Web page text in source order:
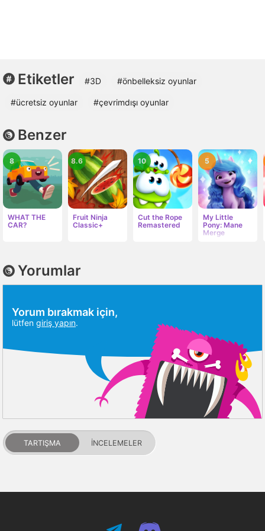
Etiketler #3D #önbelleksiz oyunlar
#ücretsiz oyunlar #çevrimdışı oyunlar
Benzer
WHAT THE
CAR?
8
Fruit Ninja
Classic+
8.6
Cut the Rope
Remastered
10
My Little
Pony: Mane
Merge
5
Yorumlar
Yorum bırakmak için,
lütfen giriş yapın.
TARTIŞMA İNCELEMELER